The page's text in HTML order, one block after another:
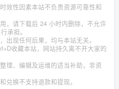
效性因素本站不负责资源可靠性和
，请下载后 24 小时内删除，不允许
承担。
出现任何后果，均与本站无关。
收藏本站，网站持久离不开大家的
理、编辑及运维的适当补助，非资
兑换不支持退款和提现。